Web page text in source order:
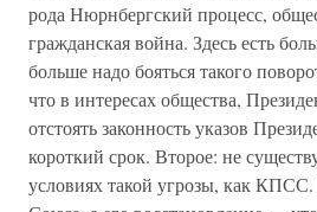
рода Нюрнбергский процесс,
гражданская война. Здесь есть
больше надо бояться такого
что в интересах общества,
отстоять законность указов
короткий срок. Второе: не
условиях такой угрозы, как